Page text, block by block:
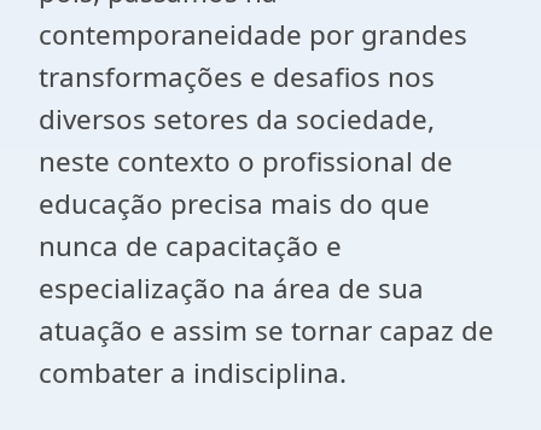
contemporaneidade por grandes
transformações e desafios nos
diversos setores da sociedade,
neste contexto o profissional de
educação precisa mais do que
nunca de capacitação e
especialização na área de sua
atuação e assim se tornar capaz de
combater a indisciplina.